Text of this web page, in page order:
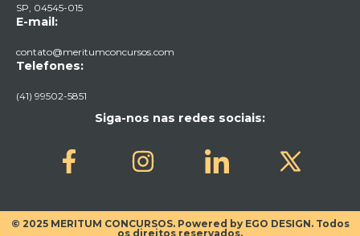
SP, 04545-015​
E-mail:
contato@meritumconcursos.com
Telefones:
(41) 99502-5851
Siga-nos nas redes sociais:
© 2025 MERITUM CONCURSOS. Powered by EGO DESIGN. Todos
os direitos reservados.